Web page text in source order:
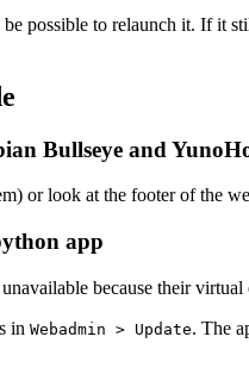
possible to relaunch it. If it
Bullseye and
or look at the footer of the
app
because their
in Webadmin > Update. The